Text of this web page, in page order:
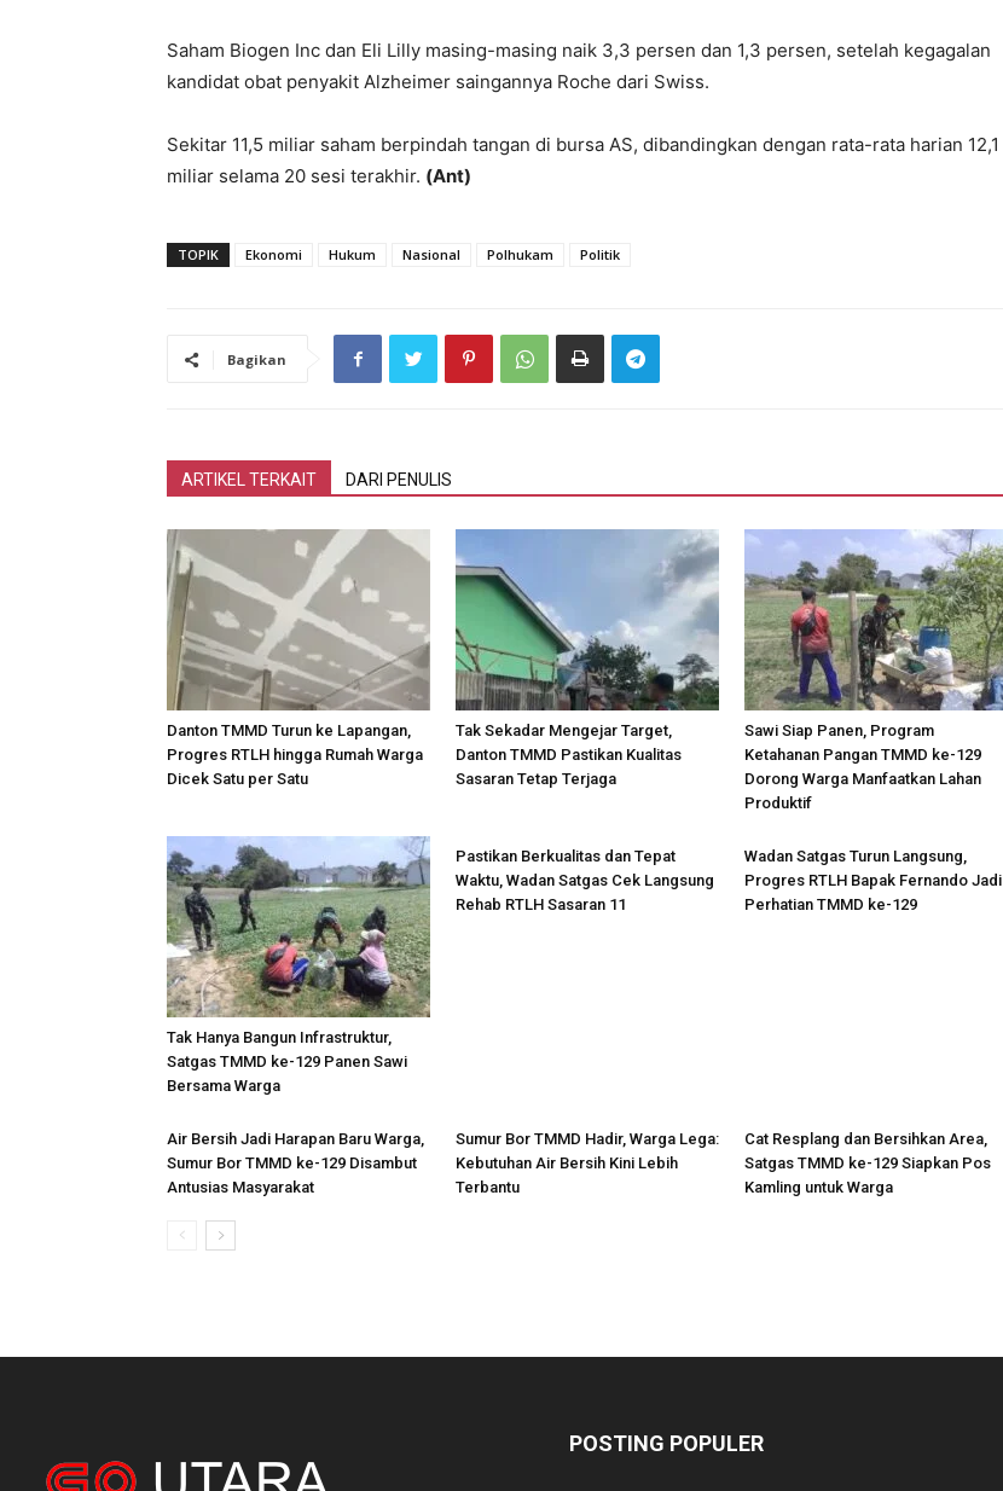
Saham Biogen Inc dan Eli Lilly masing-masing naik 3,3 persen dan 1,3 persen, setelah kegagalan
kandidat obat penyakit Alzheimer saingannya Roche dari Swiss.
Sekitar 11,5 miliar saham berpindah tangan di bursa AS, dibandingkan dengan rata-rata harian 12,1
miliar selama 20 sesi terakhir. (Ant)
TOPIK Ekonomi Hukum Nasional Polhukam Politik
Bagikan
ARTIKEL TERKAIT DARI PENULIS
Danton TMMD Turun ke Lapangan,
Progres RTLH hingga Rumah Warga
Dicek Satu per Satu
Tak Sekadar Mengejar Target,
Danton TMMD Pastikan Kualitas
Sasaran Tetap Terjaga
Sawi Siap Panen, Program
Ketahanan Pangan TMMD ke-129
Dorong Warga Manfaatkan Lahan
Produktif
Tak Hanya Bangun Infrastruktur,
Satgas TMMD ke-129 Panen Sawi
Bersama Warga
Pastikan Berkualitas dan Tepat
Waktu, Wadan Satgas Cek Langsung
Rehab RTLH Sasaran 11
Wadan Satgas Turun Langsung,
Progres RTLH Bapak Fernando Jadi
Perhatian TMMD ke-129
Air Bersih Jadi Harapan Baru Warga,
Sumur Bor TMMD ke-129 Disambut
Antusias Masyarakat
Sumur Bor TMMD Hadir, Warga Lega:
Kebutuhan Air Bersih Kini Lebih
Terbantu
Cat Resplang dan Bersihkan Area,
Satgas TMMD ke-129 Siapkan Pos
Kamling untuk Warga
POSTING POPULER